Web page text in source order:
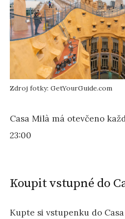
Zdroj fotky: GetYourGuide.com
Casa Milà má otevčeno
23:00
Koupit vstupné do
Kupte si vstupenku do